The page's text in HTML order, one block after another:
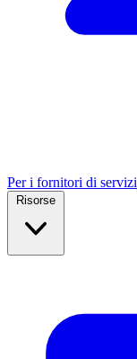
Per i fornitori di servizi